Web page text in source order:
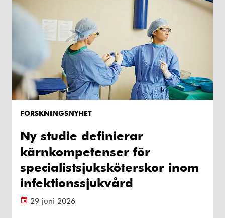
FORSKNINGSNYHET
Ny studie definierar
kärnkompetenser för
specialistsjuksköterskor inom
infektionssjukvård
29 juni 2026